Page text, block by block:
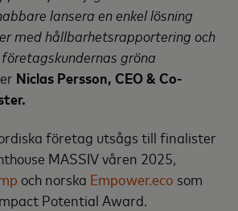
lansera en enkel lösning
med hållbarhetsrapportering och
gröna
Niclas Persson, CEO & Co-
företag utsågs till finalister
MASSIV våren 2025,
och norska Empower.eco som
Potential Award.